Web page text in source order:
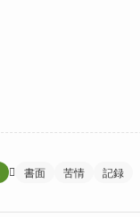
書面 苦情 記録